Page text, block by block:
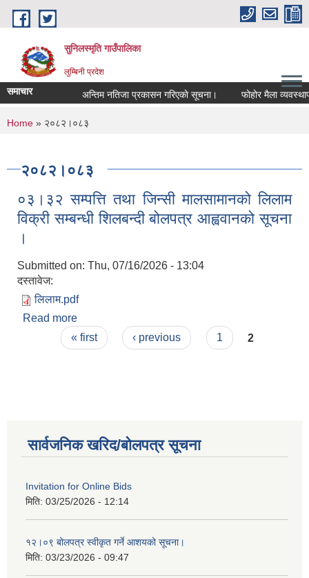
Skip to main content
सुनिलस्मृति गाउँपालिका
लुम्बिनी प्रदेश
समाचार अन्तिम नतिजा प्रकासन गरिएकाे सूचना। फोहोर मैला
You are here
Home » २०८२।०८३
२०८२।०८३
०३।३२ सम्पत्ति तथा जिन्सी मालसामानको लिलाम
विक्री सम्बन्धी शिलबन्दी बोलपत्र आह्ववानको सूचना
।
Submitted on: Thu, 07/16/2026 - 13:04
दस्तावेज:
लिलाम.pdf
Read more
विक्री सम्बन्धी शिलबन्दी बोलपत्र आह्ववानको सूचना ।
Pages« first ‹ previous 1 2
सार्वजनिक खरिद/बोलपत्र सूचना
Invitation for Online Bids
मिति: 03/25/2026 - 12:14
१२।०९ बोलपत्र स्वीकृत गर्ने आशयको सूचना।
मिति: 03/23/2026 - 09:47